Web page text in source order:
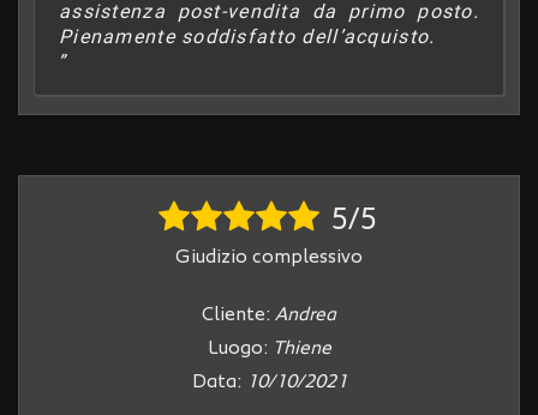
assistenza post-vendita da primo posto.
Pienamente soddisfatto dell’acquisto.
5/5
Giudizio complessivo
Cliente: Andrea
Luogo: Thiene
Data:
10/10/2021